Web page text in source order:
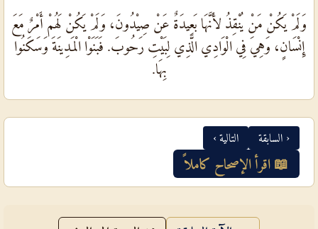
وَلَمْ يَكُنْ مَنْ يُنْقِذُ لأَنَّهَا بَعِيدَةٌ عَنْ صِيْدُونَ، وَلَمْ يَكُنْ لَهُمْ أَمْرٌ مَعَ
إِنْسَانٍ، وَهِيَ فِي الْوَادِي الَّذِي لِبَيْتِ رَحُوبَ. فَبَنَوْا الْمَدِينَةَ وَسَكَنُوا
بِهَا.
‹ السابقة التالية ›
📖 اقرأ الإصحاح كاملاً